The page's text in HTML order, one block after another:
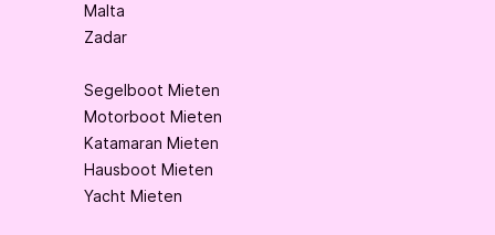
Malta
Zadar
Segelboot Mieten
Motorboot Mieten
Katamaran Mieten
Hausboot Mieten
Yacht Mieten